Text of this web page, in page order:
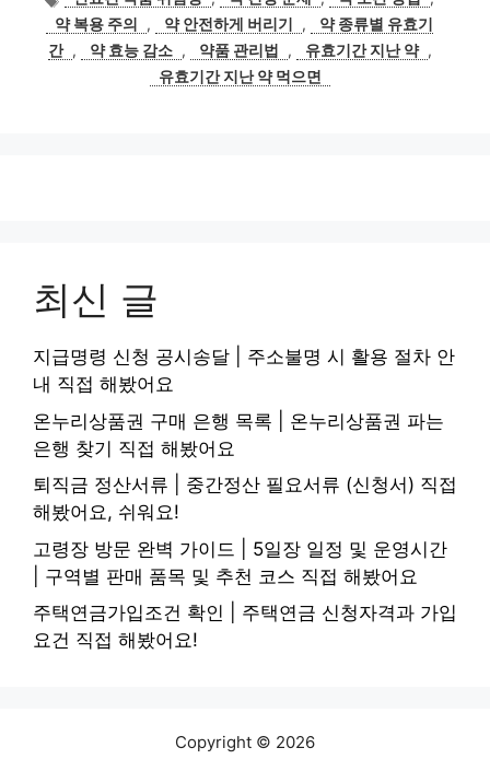
그
약 복용 주의
, 약 안전하게 버리기 ,
약 종류별 유효기
간 , 약 효능 감소 , 약품 관리법 , 유효기간 지난 약 ,
유효기간 지난 약 먹으면
최신 글
지급명령 신청 공시송달 | 주소불명 시 활용 절차 안
내 직접 해봤어요
온누리상품권 구매 은행 목록 | 온누리상품권 파는
은행 찾기 직접 해봤어요
퇴직금 정산서류 | 중간정산 필요서류 (신청서) 직접
해봤어요, 쉬워요!
고령장 방문 완벽 가이드 | 5일장 일정 및 운영시간
| 구역별 판매 품목 및 추천 코스 직접 해봤어요
주택연금가입조건 확인 | 주택연금 신청자격과 가입
요건 직접 해봤어요!
Copyright © 2026